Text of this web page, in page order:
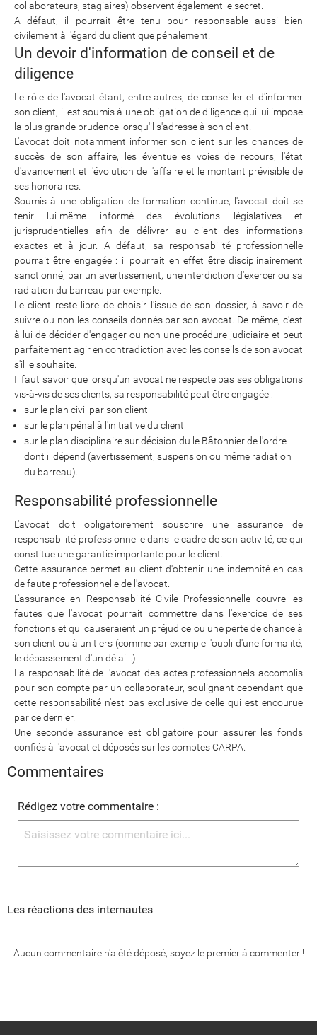
collaborateurs, stagiaires) observent également le secret.
A défaut, il pourrait être tenu pour responsable aussi bien
civilement à l'égard du client que pénalement.
Un devoir d'information de conseil et de
diligence
Le rôle de l'avocat étant, entre autres, de conseiller et d'informer
son client, il est soumis à une obligation de diligence qui lui impose
la plus grande prudence lorsqu'il s'adresse à son client.
L'avocat doit notamment informer son client sur les chances de
succès de son affaire, les éventuelles voies de recours, l'état
d'avancement et l'évolution de l'affaire et le montant prévisible de
ses honoraires.
Soumis à une obligation de formation continue, l'avocat doit se
tenir lui-même informé des évolutions législatives et
jurisprudentielles afin de délivrer au client des informations
exactes et à jour. A défaut, sa responsabilité professionnelle
pourrait être engagée : il pourrait en effet être disciplinairement
sanctionné, par un avertissement, une interdiction d'exercer ou sa
radiation du barreau par exemple.
Le client reste libre de choisir l'issue de son dossier, à savoir de
suivre ou non les conseils donnés par son avocat. De même, c'est
à lui de décider d'engager ou non une procédure judiciaire et peut
parfaitement agir en contradiction avec les conseils de son avocat
s'il le souhaite.
Il faut savoir que lorsqu'un avocat ne respecte pas ses obligations
vis-à-vis de ses clients, sa responsabilité peut être engagée :
sur le plan civil par son client
sur le plan pénal à l'initiative du client
sur le plan disciplinaire sur décision du le Bâtonnier de l'ordre
dont il dépend (avertissement, suspension ou même radiation
du barreau).
Responsabilité professionnelle
L'avocat doit obligatoirement souscrire une assurance de
responsabilité professionnelle dans le cadre de son activité, ce qui
constitue une garantie importante pour le client.
Cette assurance permet au client d'obtenir une indemnité en cas
de faute professionnelle de l'avocat.
L'assurance en Responsabilité Civile Professionnelle couvre les
fautes que l'avocat pourrait commettre dans l'exercice de ses
fonctions et qui causeraient un préjudice ou une perte de chance à
son client ou à un tiers (comme par exemple l'oubli d'une formalité,
le dépassement d'un délai...)
La responsabilité de l'avocat des actes professionnels accomplis
pour son compte par un collaborateur, soulignant cependant que
cette responsabilité n'est pas exclusive de celle qui est encourue
par ce dernier.
Une seconde assurance est obligatoire pour assurer les fonds
confiés à l'avocat et déposés sur les comptes CARPA.
Commentaires
Rédigez votre commentaire :
Les réactions des internautes
Aucun commentaire n'a été déposé, soyez le premier à commenter !